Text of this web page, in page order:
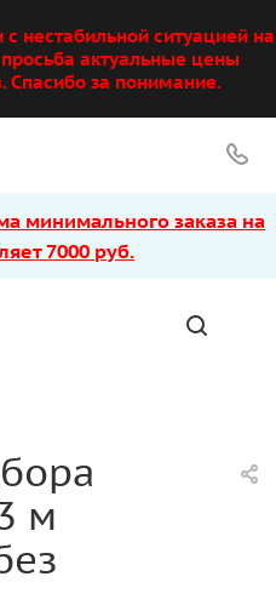
нестабильной ситуацией на
актуальные цены
Спасибо за понимание.
минимального заказа на
7000 руб.
м